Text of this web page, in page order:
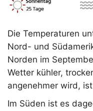
Die Temperaturen
Nord- und
Norden im
Wetter kühler,
angenehmer wird,
Im Süden ist es